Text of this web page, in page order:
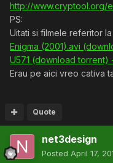
http://www.cryptool.org/
PS:
Uitati si filmele referitor la
Enigma (2001).avi
U571 (download torrent)
Erau pe aici vreo cativa
Quote
net3design
Posted April 17,